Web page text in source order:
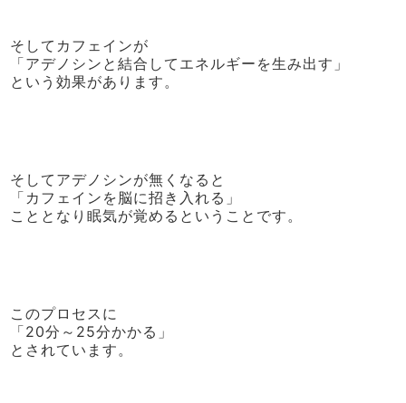
そしてカフェインが
「アデノシンと結合してエネルギーを生み出す」
という効果があります。
そしてアデノシンが無くなると
「カフェインを脳に招き入れる」
こととなり眠気が覚めるということです。
このプロセスに
「20分～25分かかる」
とされています。